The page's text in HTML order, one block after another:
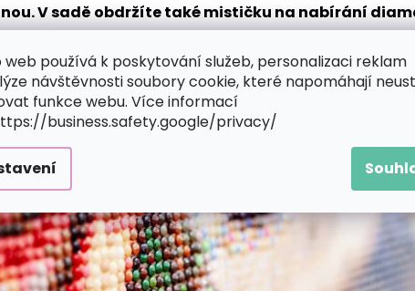
web používá k poskytování služeb, personalizaci reklam
návštěvnosti soubory cookie, které napomáhají
funkce webu. Více informací
business.safety.google/privacy/
V sadě obdržíte také mističku na nabírání
světa zábavy?